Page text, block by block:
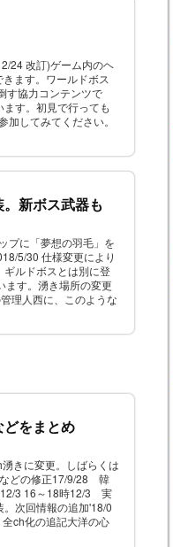
24 改訂)ゲーム内のヘ
ます。ワールドボス
す協力コンテンツで
す。初見で行っても
してみてください。
新ボス武器も
プに「夢想の羽毛」を
5/30 仕様変更により
ルドボスとは別に登
ます。湧き場所の変更
理人西に、このような
どをまとめ
きに変更。しばらくは
などの修正17/9/28 韓
12/3 16～18時12/3 実
次回情報の追加'18/0
ch化の追記大洋の心